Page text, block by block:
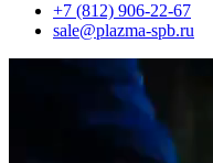
+7 (812) 906-22-67
sale@plazma-spb.ru